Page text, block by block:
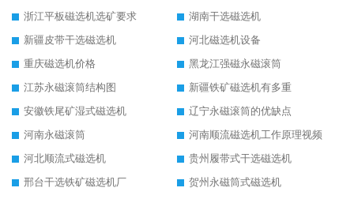
浙江平板磁选机选矿要求
湖南干选磁选机
新疆皮带干选磁选机
河北磁选机设备
重庆磁选机价格
黑龙江强磁永磁滚筒
江苏永磁滚筒结构图
新疆铁矿磁选机有多重
安徽铁尾矿湿式磁选机
辽宁永磁滚筒的优缺点
河南永磁滚筒
河南顺流磁选机工作原理视频
河北顺流式磁选机
贵州履带式干选磁选机
邢台干选铁矿磁选机厂
贺州永磁筒式磁选机